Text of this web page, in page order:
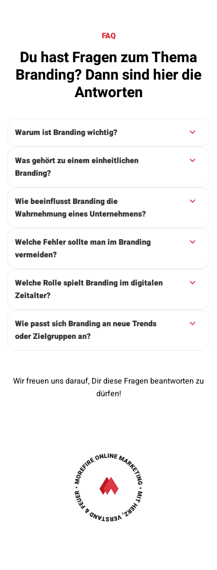
FAQ
Du hast Fragen zum Thema
Branding? Dann sind hier die
Antworten
Warum ist Branding wichtig?
Was gehört zu einem einheitlichen
Branding?
Wie beeinflusst Branding die
Wahrnehmung eines Unternehmens?
Welche Fehler sollte man im Branding
vermeiden?
Welche Rolle spielt Branding im digitalen
Zeitalter?
Wie passt sich Branding an neue Trends
oder Zielgruppen an?
Wir freuen uns darauf, Dir diese Fragen beantworten zu
dürfen!